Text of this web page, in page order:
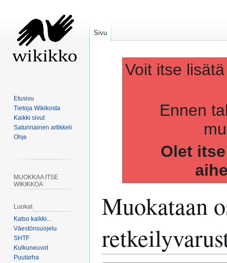
Voit itse
Ennen
Olet
Muokataan
Sivu
Etusivu
Tietoja Wikikosta
Kaikki sivut
Satunnainen artikkeli
Ohje
MUOKKAA ITSE
WIKIKKOA
Luokat
Katso kaikki...
Väestönsuojelu
SHTF
Kulkuneuvot
Puutarha